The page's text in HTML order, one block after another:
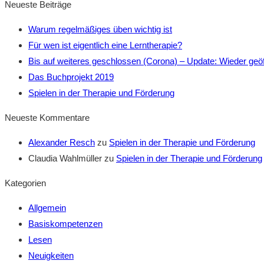
Neueste Beiträge
Warum regelmäßiges üben wichtig ist
Für wen ist eigentlich eine Lerntherapie?
Bis auf weiteres geschlossen (Corona) – Update: Wieder
Das Buchprojekt 2019
Spielen in der Therapie und Förderung
Neueste Kommentare
Alexander Resch zu Spielen in der Therapie und Förderung
Claudia Wahlmüller zu Spielen in der Therapie und Förderung
Kategorien
Allgemein
Basiskompetenzen
Lesen
Neuigkeiten